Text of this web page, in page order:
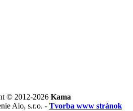
© 2012-2026 Kama
Aio, s.r.o. - Tvorba www stránok